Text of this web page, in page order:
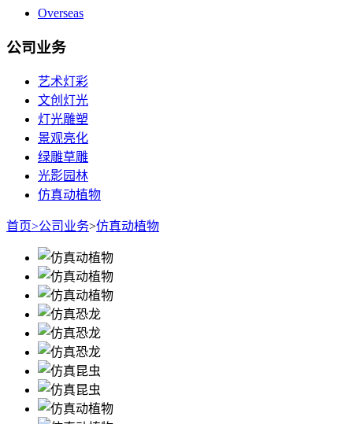
Overseas
公司业务
艺术灯彩
文创灯光
灯光雕塑
景观亮化
绿雕草雕
光影园林
仿真动植物
首页>公司业务>仿真动植物